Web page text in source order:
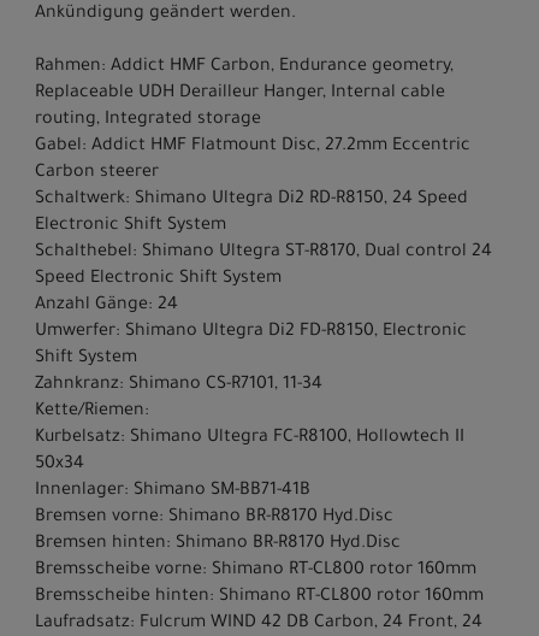
Ankündigung geändert werden.
Rahmen: Addict HMF Carbon, Endurance geometry,
Replaceable UDH Derailleur Hanger, Internal cable
routing, Integrated storage
Gabel: Addict HMF Flatmount Disc, 27.2mm Eccentric
Carbon steerer
Schaltwerk: Shimano Ultegra Di2 RD-R8150, 24 Speed
Electronic Shift System
Schalthebel: Shimano Ultegra ST-R8170, Dual control 24
Speed Electronic Shift System
Anzahl Gänge: 24
Umwerfer: Shimano Ultegra Di2 FD-R8150, Electronic
Shift System
Zahnkranz: Shimano CS-R7101, 11-34
Kette/Riemen:
Kurbelsatz: Shimano Ultegra FC-R8100, Hollowtech II
50x34
Innenlager: Shimano SM-BB71-41B
Bremsen vorne: Shimano BR-R8170 Hyd.Disc
Bremsen hinten: Shimano BR-R8170 Hyd.Disc
Bremsscheibe vorne: Shimano RT-CL800 rotor 160mm
Bremsscheibe hinten: Shimano RT-CL800 rotor 160mm
Laufradsatz: Fulcrum WIND 42 DB Carbon, 24 Front, 24